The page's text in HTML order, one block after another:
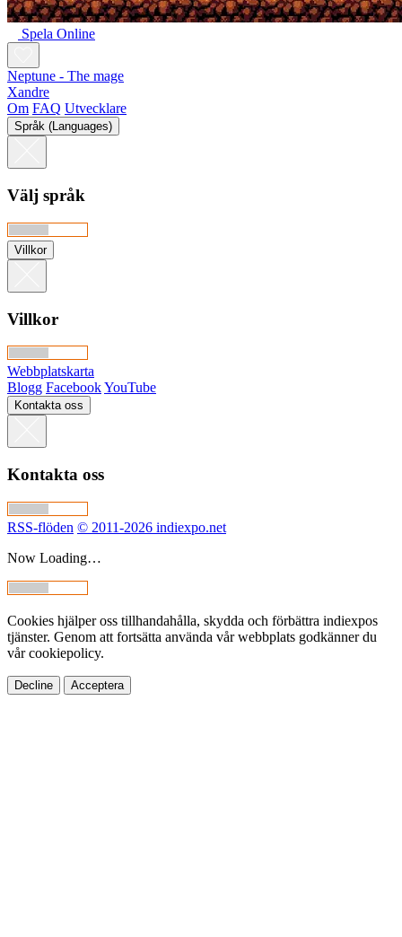
Spela Online
Neptune - The mage
Xandre
Om FAQ Utvecklare
Språk (Languages)
Välj språk
Villkor
Villkor
Webbplatskarta
Blogg FacebookYouTube
Kontakta oss
Kontakta oss
RSS-flöden © 2011-2026 indiexpo.net
Now Loading…
Cookies hjälper oss tillhandahålla, skydda och förbättra indiexpos
tjänster. Genom att fortsätta använda vår webbplats godkänner du
vår cookiepolicy.
Decline Acceptera